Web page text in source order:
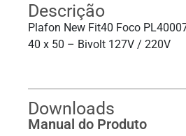
Descrição
Plafon New Fit40 Foco
40 x 50 – Bivolt 127V / 220V
Downloads
Manual do Produto